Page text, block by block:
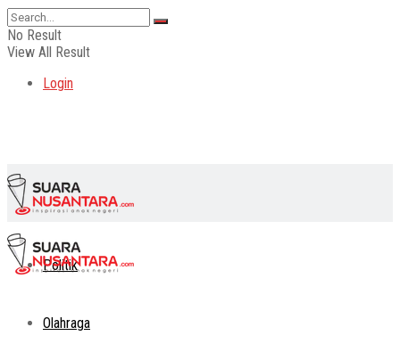
No Result
View All Result
Login
Politik
Olahraga